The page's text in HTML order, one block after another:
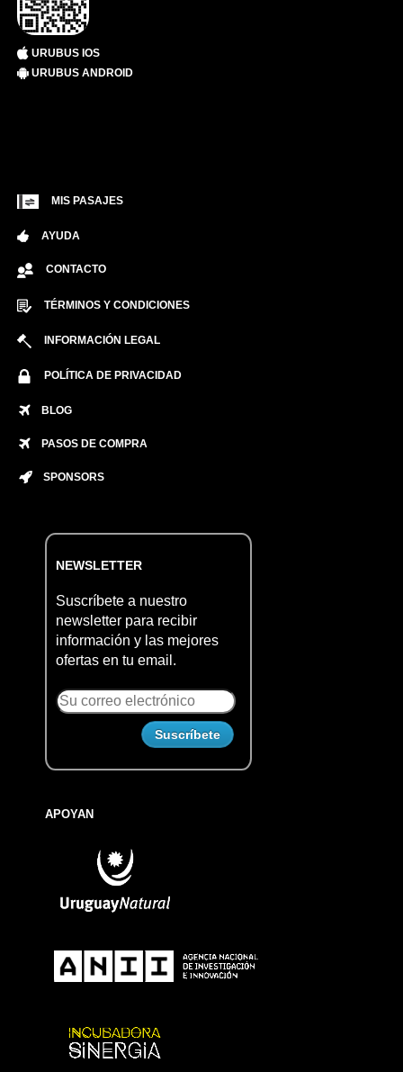
URUBUS IOS
URUBUS ANDROID
MIS PASAJES
AYUDA
CONTACTO
TÉRMINOS Y CONDICIONES
INFORMACIÓN LEGAL
POLÍTICA DE PRIVACIDAD
BLOG
PASOS DE COMPRA
SPONSORS
NEWSLETTER
Suscríbete a nuestro
newsletter para recibir
información y las mejores
ofertas en tu email.
APOYAN